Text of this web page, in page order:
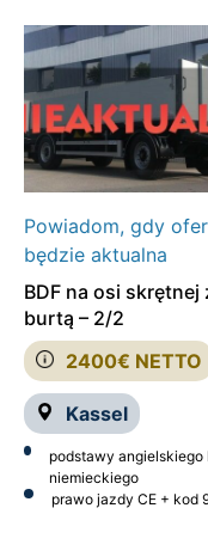
Powiadom, gdy
będzie aktualna
2400€ NETTO
Kassel
BDF na osi skrętnej
burtą – 2/2
podstawy angielskiego
niemieckiego
prawo jazdy CE + kod